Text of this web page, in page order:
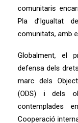
comunitaris
Pla d’Igualtat
comunitats, amb
Globalment, el
defensa dels
marc dels
(ODS) i dels
contemplades
Cooperació